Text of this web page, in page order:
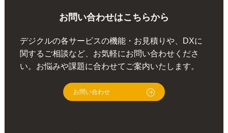
お問い合わせはこちらから
デジクルの各サービスの機能・お見積りや、DXに
関するご相談など、お気軽にお問い合わせくださ
い。お悩みや課題に合わせてご案内いたします。
お問い合わせ